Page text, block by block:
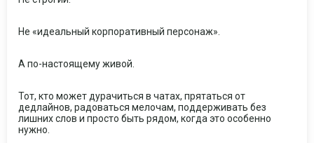
Не «идеальный корпоративный персонаж».
А по-настоящему живой.
Тот, кто может дурачиться в чатах, прятаться от
дедлайнов, радоваться мелочам, поддерживать без
лишних слов и просто быть рядом, когда это особенно
нужно.